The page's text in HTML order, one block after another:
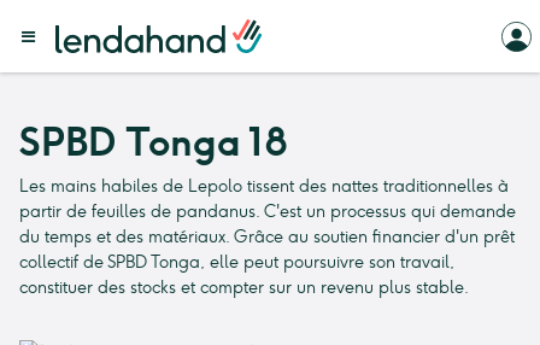
SPBD Tonga 18
Les mains habiles de Lepolo tissent des nattes traditionnelles à
partir de feuilles de pandanus. C'est un processus qui demande
du temps et des matériaux. Grâce au soutien financier d'un prêt
collectif de SPBD Tonga, elle peut poursuivre son travail,
constituer des stocks et compter sur un revenu plus stable.